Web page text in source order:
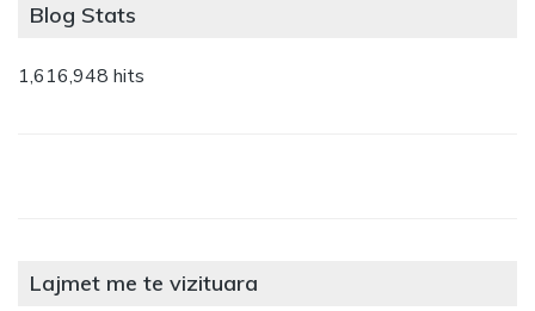
Blog Stats
1,616,948 hits
Lajmet me te vizituara